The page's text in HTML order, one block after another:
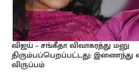
விஜய் – சங்கீதா விவாகரத்து மனு
திரும்பப்பெறப்பட்டது: இணைந்து
விருப்பம்